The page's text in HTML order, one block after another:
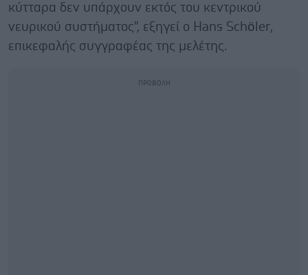
κύτταρα δεν υπάρχουν εκτός του κεντρικού
νευρικού συστήματος", εξηγεί ο Hans Schöler,
επικεφαλής συγγραφέας της μελέτης.